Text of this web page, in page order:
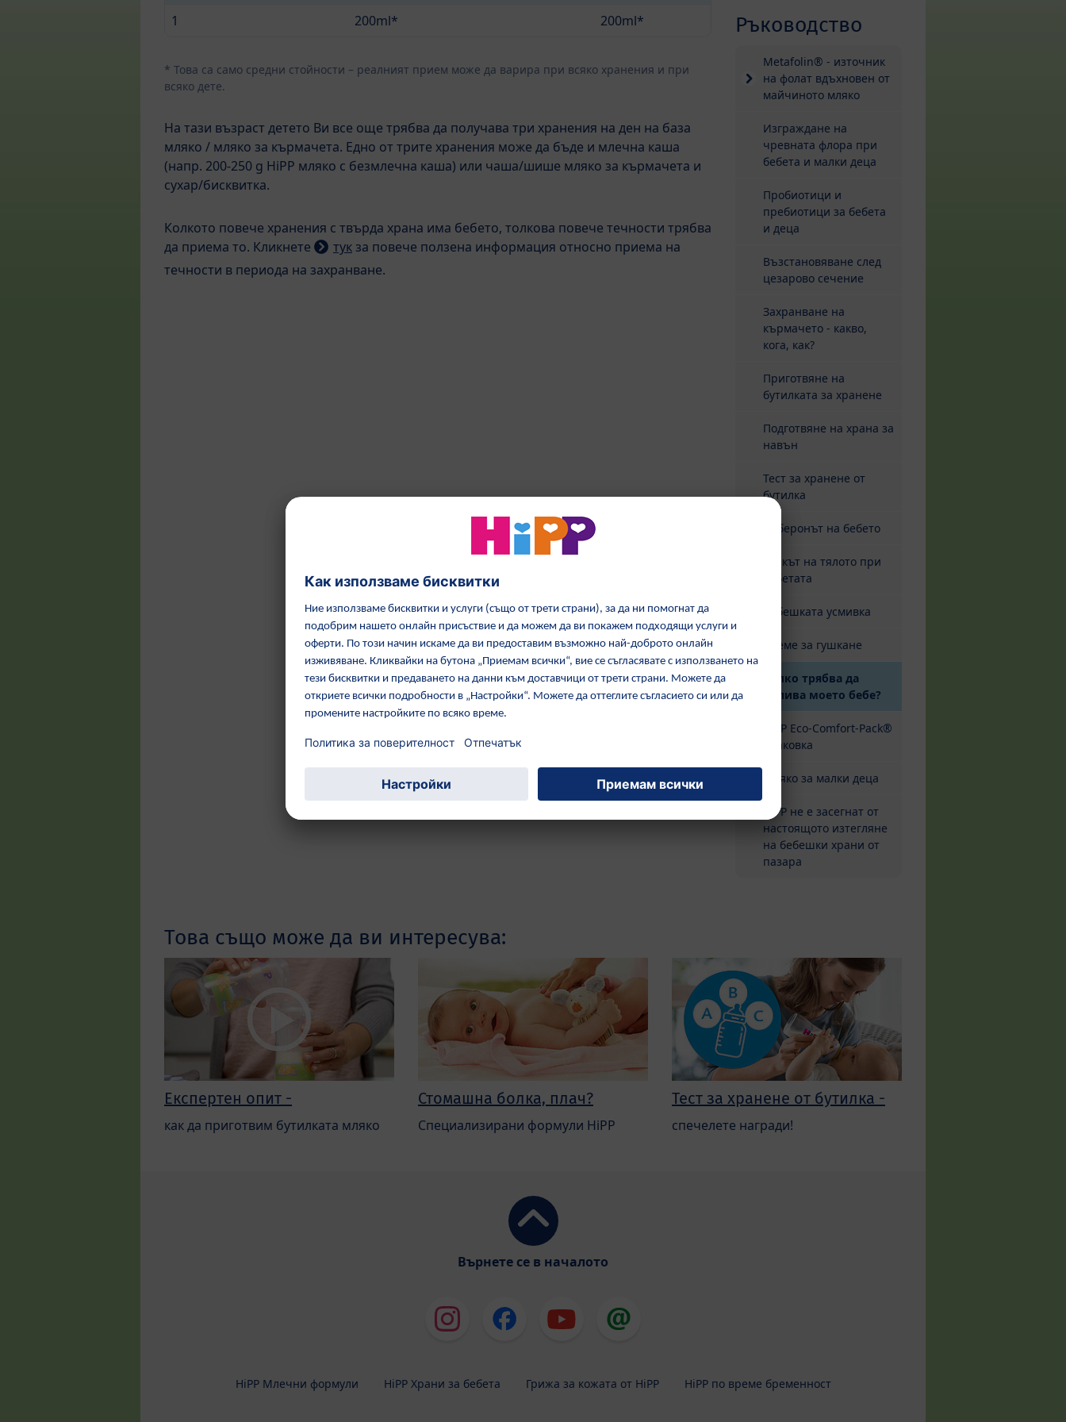
1
200ml* 200ml*
* Това са само средни стойности – реалният прием може да варира при всяко хранения и при
всяко дете.
На тази възраст детето Ви все още трябва да получава три хранения на ден на база
мляко / мляко за кърмачета. Едно от трите хранения може да бъде и млечна каша
(напр. 200-250 g HiPP мляко с безмлечна каша) или чаша/шише мляко за кърмачета и
сухар/бисквитка.
Колкото повече хранения с твърда храна има бебето, толкова повече течности трябва
да приема то. Кликнете
тукза повече ползена информация относно приема на
течности в периода на захранване.
Ръководство
Metafolin® - източник
на фолат вдъхновен от
майчиното мляко
Изграждане на
чревната флора при
бебета и малки деца
Пробиотици и
пребиотици за бебета
и деца
Възстановяване след
цезарово сечение
Захранване на
кърмачето - какво,
кога, как?
Приготвяне на
бутилката за хранене
Подготвяне на храна за
навън
Тест за хранене от
бутилка
Биберонът на бебето
Езикът на тялото при
бебетата
Бебешката усмивка
Време за гушкане
Колко трябва да
изпива моето бебе?
HiPP Eco-Comfort-Pack®
опаковка
Мляко за малки деца
HiPP не е засегнат от
настоящото изтегляне
на бебешки храни от
пазара
Това също може да ви интересува:
Експертен опит -
как да приготвим бутилката мляко
Стомашна болка, плач?
Специализирани формули HiPP
Тест за хранене от бутилка -
спечелете награди!
Върнете се в началото
HiPP Млечни формули HiPP Храни за бебета Грижа за кожата от HiPP HiPP по време бременност